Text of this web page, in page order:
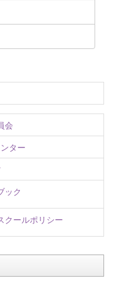
会
ター
ック
クールポリシー